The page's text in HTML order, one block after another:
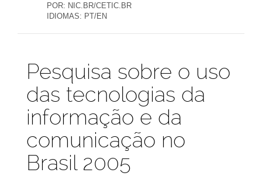
POR: NIC.BR/CETIC.BR
IDIOMAS: PT/EN
Publicações
Pesquisa sobre o uso
das tecnologias da
informação e da
comunicação no
Brasil 2005